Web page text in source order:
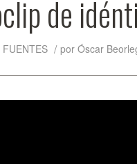
de
FUENTES / por Óscar